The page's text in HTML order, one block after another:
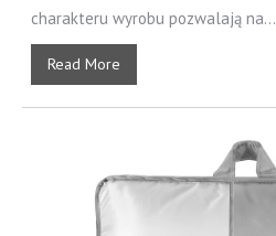
charakteru wyrobu pozwalają na...
Read More